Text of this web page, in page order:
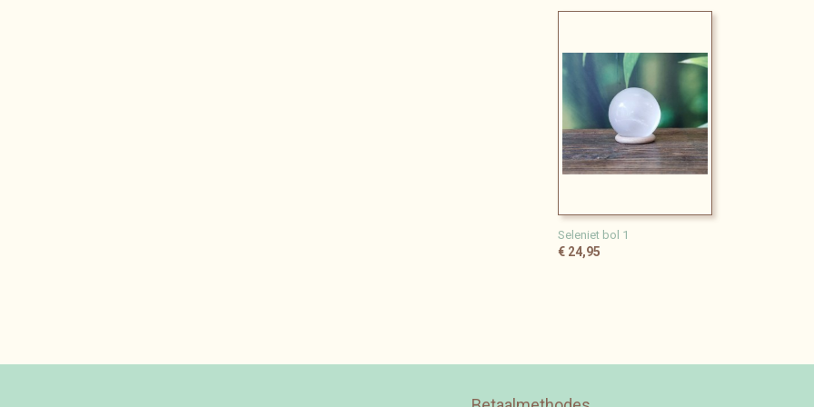
Seleniet bol 1
€ 24,95